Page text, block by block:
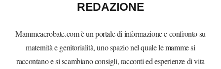
REDAZIONE
Mammeacrobate.com è un portale di informazione e confronto su
maternità e genitorialità, uno spazio nel quale le mamme si
raccontano e si scambiano consigli, racconti ed esperienze di vita